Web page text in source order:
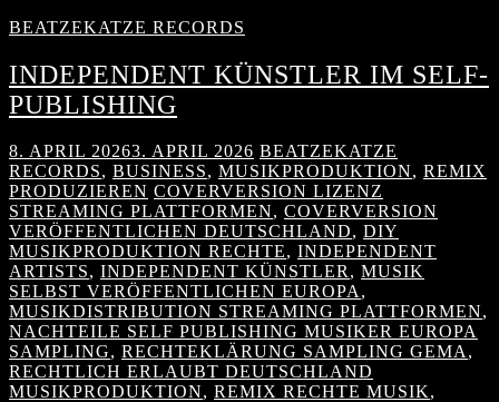
BEATZEKATZE RECORDS
INDEPENDENT KÜNSTLER IM SELF-
PUBLISHING
8. APRIL 20263. APRIL 2026 BEATZEKATZE
RECORDS, BUSINESS, MUSIKPRODUKTION, REMIX
PRODUZIEREN COVERVERSION LIZENZ
STREAMING PLATTFORMEN, COVERVERSION
VERÖFFENTLICHEN DEUTSCHLAND, DIY
MUSIKPRODUKTION RECHTE, INDEPENDENT
ARTISTS, INDEPENDENT KÜNSTLER, MUSIK
SELBST VERÖFFENTLICHEN EUROPA,
MUSIKDISTRIBUTION STREAMING PLATTFORMEN,
NACHTEILE SELF PUBLISHING MUSIKER EUROPA
SAMPLING, RECHTEKLÄRUNG SAMPLING GEMA,
RECHTLICH ERLAUBT DEUTSCHLAND
MUSIKPRODUKTION, REMIX RECHTE MUSIK,